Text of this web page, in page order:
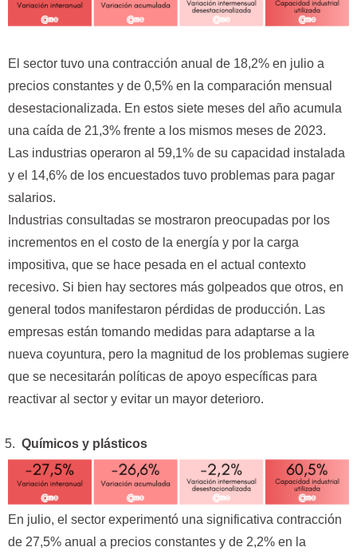
El sector tuvo una contracción anual de 18,2% en julio a
precios constantes y de 0,5% en la comparación mensual
desestacionalizada. En estos siete meses del año acumula
una caída de 21,3% frente a los mismos meses de 2023.
Las industrias operaron al 59,1% de su capacidad instalada
y el 14,6% de los encuestados tuvo problemas para pagar
salarios.
Industrias consultadas se mostraron preocupadas por los
incrementos en el costo de la energía y por la carga
impositiva, que se hace pesada en el actual contexto
recesivo. Si bien hay sectores más golpeados que otros, en
general todos manifestaron pérdidas de producción. Las
empresas están tomando medidas para adaptarse a la
nueva coyuntura, pero la magnitud de los problemas sugiere
que se necesitarán políticas de apoyo específicas para
reactivar al sector y evitar un mayor deterioro.
Químicos y plásticos
En julio, el sector experimentó una significativa contracción
de 27,5% anual a precios constantes y de 2,2% en la